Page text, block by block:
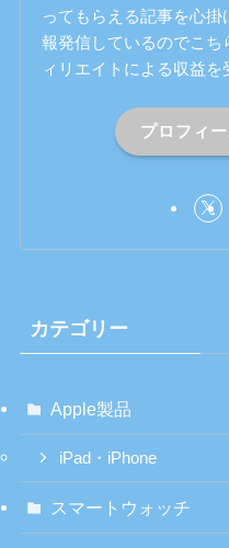
ってもらえる記事を心掛
報発信しているのでこ
ィリエイトによる収益を
プロフィ
カテゴリー
Apple製品
iPad・iPhone
スマートウォッチ